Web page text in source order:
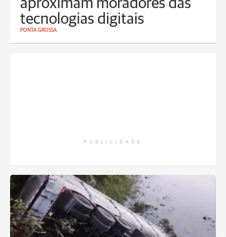
aproximam moradores das
tecnologias digitais
PONTA GROSSA
PUBLICIDADE